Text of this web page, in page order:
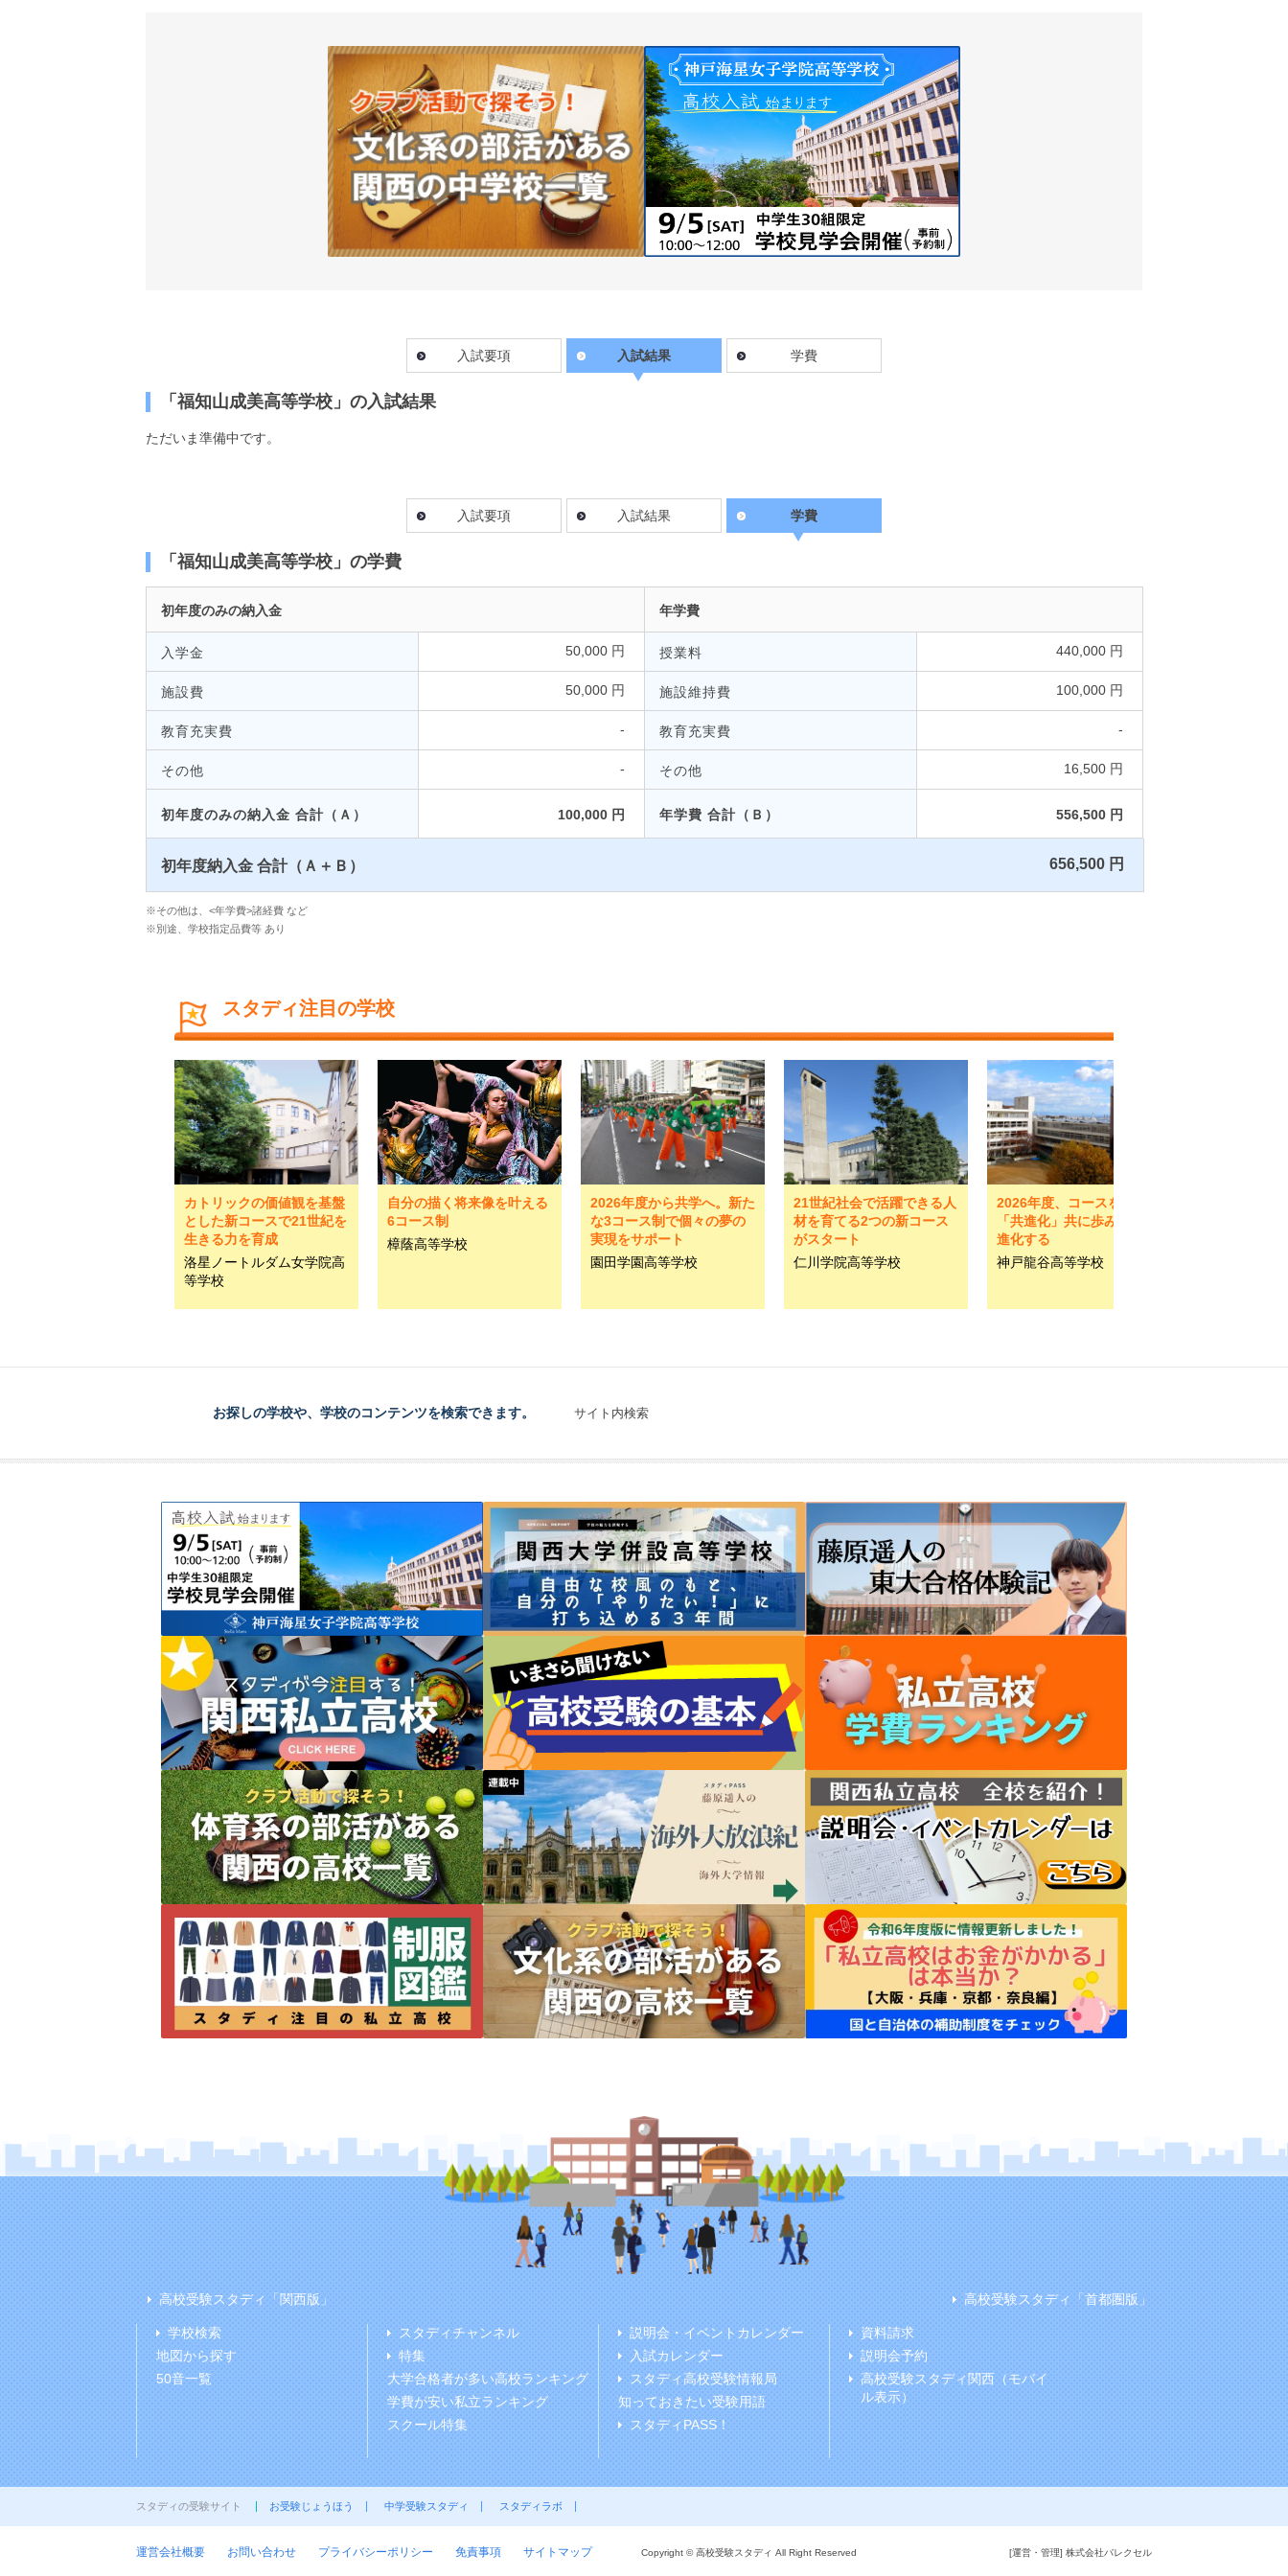
入試要項 入試結果 学費
「福知山成美高等学校」の入試結果
ただいま準備中です。
入試要項 入試結果 学費
「福知山成美高等学校」の学費
初年度のみの納入金
入学金 50,000 円
施設費 50,000 円
教育充実費 -
その他 -
初年度のみの納入金 合計（Ａ） 100,000 円
年学費
授業料 440,000 円
施設維持費 100,000 円
教育充実費 -
その他 16,500 円
年学費 合計（Ｂ） 556,500 円
初年度納入金 合計（Ａ＋Ｂ） 656,500 円
※その他は、<年学費>諸経費 など
※別途、学校指定品費等 あり
スタディ注目の学校
カトリックの価値観を基盤
とした新コースで21世紀を
生きる力を育成
洛星ノートルダム女学院高
等学校
自分の描く将来像を叶える
6コース制
樟蔭高等学校
2026年度から共学へ。新た
な3コース制で個々の夢の
実現をサポート
園田学園高等学校
21世紀社会で活躍できる人
材を育てる2つの新コース
がスタート
仁川学院高等学校
2026年度、コースを一新。
「共進化」共に歩み、共に
進化する
神戸龍谷高等学校
お探しの学校や、学校のコンテンツを検索できます。 サイト内検索
高校受験スタディ「関西版」 高校受験スタディ「首都圏版」
学校検索
地図から探す
50音一覧
スタディチャンネル
特集
大学合格者が多い高校ランキング
学費が安い私立ランキング
スクール特集
説明会・イベントカレンダー
入試カレンダー
スタディ高校受験情報局
知っておきたい受験用語
スタディPASS！
資料請求
説明会予約
高校受験スタディ関西（モバイ
ル表示）
スタディの受験サイト お受験じょうほう 中学受験スタディ スタディラボ
運営会社概要 お問い合わせ プライバシーポリシー 免責事項 サイトマップ Copyright © 高校受験スタディ All Right Reserved [運営・管理] 株式会社バレクセル